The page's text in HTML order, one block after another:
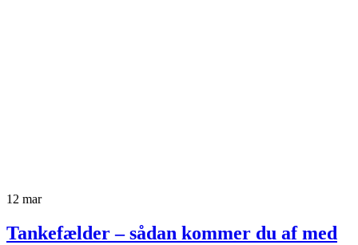
12 mar
Tankefælder – sådan kommer du af med